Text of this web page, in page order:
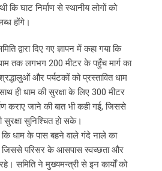
कि घाट निर्माण से स्थानीय लोगों को
होंगे।
द्वारा दिए गए ज्ञापन में कहा गया कि
तक लगभग 200 मीटर के पहुँच मार्ग का
और पर्यटकों को प्रस्तावित धाम
ही धाम की सुरक्षा के लिए 300 मीटर
कराए जाने की बात भी कही गई, जिससे
सुनिश्चित हो सके।
कि धाम के पास बहने वाले गंदे नाले का
जिससे परिसर के आसपास स्वच्छता और
समिति ने मुख्यमन्त्री से इन कार्यों को